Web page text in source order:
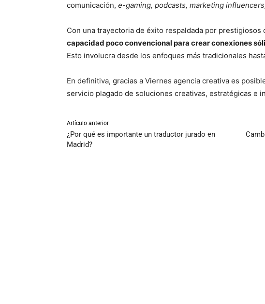
comunicación, e-gaming, podcasts, marketing
Con una trayectoria de éxito respaldada por prestigiosos
capacidad poco convencional para crear conexiones
Esto involucra desde los enfoques más tradicionales
En definitiva, gracias a Viernes agencia creativa es
servicio plagado de soluciones creativas, estratégicas e
Artículo anterior
¿Por qué es importante un traductor jurado en
Madrid?